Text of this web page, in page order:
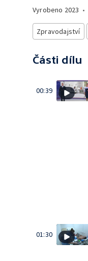
Vyrobeno 2023 •
Zpravodajství
Části dílu
00:39
01:30